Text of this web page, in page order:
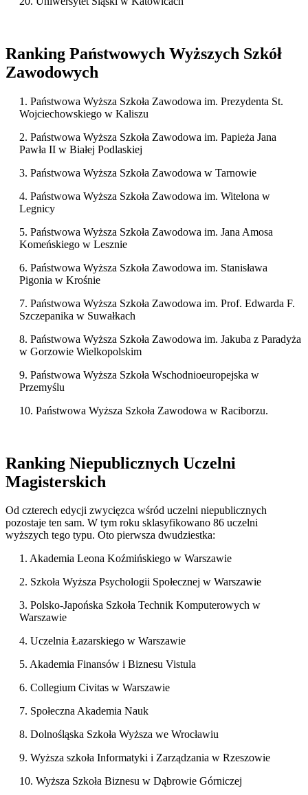
Ranking Państwowych Wyższych Szkół
Zawodowych
1. Państwowa Wyższa Szkoła Zawodowa im. Prezydenta St.
Wojciechowskiego w Kaliszu
2. Państwowa Wyższa Szkoła Zawodowa im. Papieża Jana
Pawła II w Białej Podlaskiej
3. Państwowa Wyższa Szkoła Zawodowa w Tarnowie
4. Państwowa Wyższa Szkoła Zawodowa im. Witelona w
Legnicy
5. Państwowa Wyższa Szkoła Zawodowa im. Jana Amosa
Komeńskiego w Lesznie
6. Państwowa Wyższa Szkoła Zawodowa im. Stanisława
Pigonia w Krośnie
7. Państwowa Wyższa Szkoła Zawodowa im. Prof. Edwarda F.
Szczepanika w Suwałkach
8. Państwowa Wyższa Szkoła Zawodowa im. Jakuba z Paradyża
w Gorzowie Wielkopolskim
9. Państwowa Wyższa Szkoła Wschodnioeuropejska w
Przemyślu
10. Państwowa Wyższa Szkoła Zawodowa w Raciborzu.
Ranking Niepublicznych Uczelni
Magisterskich
Od czterech edycji zwycięzca wśród uczelni niepublicznych
pozostaje ten sam. W tym roku sklasyfikowano 86 uczelni
wyższych tego typu. Oto pierwsza dwudziestka:
1. Akademia Leona Koźmińskiego w Warszawie
2. Szkoła Wyższa Psychologii Społecznej w Warszawie
3. Polsko-Japońska Szkoła Technik Komputerowych w
Warszawie
4. Uczelnia Łazarskiego w Warszawie
5. Akademia Finansów i Biznesu Vistula
6. Collegium Civitas w Warszawie
7. Społeczna Akademia Nauk
8. Dolnośląska Szkoła Wyższa we Wrocławiu
9. Wyższa szkoła Informatyki i Zarządzania w Rzeszowie
10. Wyższa Szkoła Biznesu w Dąbrowie Górniczej